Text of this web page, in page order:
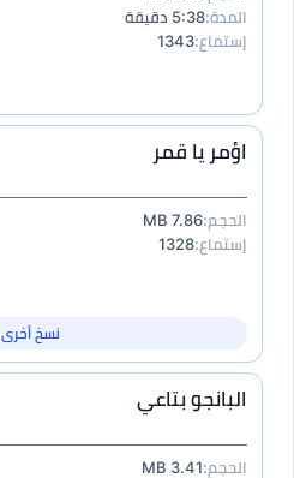
المدة:5:38 دقيقة
إستماع:1343
اؤمر يا قمر
الحجم:7.86 MB
إستماع:1328
نسخ أخرى 1
البانجو بتاعي
الحجم:3.41 MB